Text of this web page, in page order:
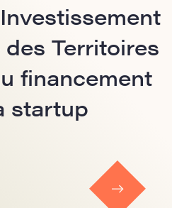
Territoires
financement
startup